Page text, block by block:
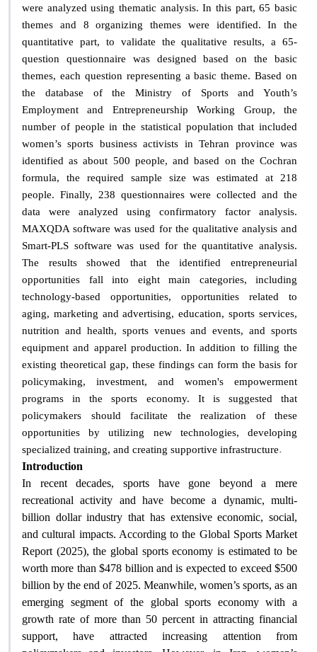
were analyzed using thematic analysis. In this part, 65 basic
themes and 8 organizing themes were identified. In the
quantitative part, to validate the qualitative results, a 65-
question questionnaire was designed based on the basic
themes, each question representing a basic theme. Based on
the database of the Ministry of Sports and Youth’s
Employment and Entrepreneurship Working Group, the
number of people in the statistical population that included
women’s sports business activists in Tehran province was
identified as about 500 people, and based on the Cochran
formula, the required sample size was estimated at 218
people. Finally, 238 questionnaires were collected and the
data were analyzed using confirmatory factor analysis.
MAXQDA software was used for the qualitative analysis and
Smart-PLS software was used for the quantitative analysis.
The results showed that the identified entrepreneurial
opportunities fall into eight main categories, including
technology-based opportunities, opportunities related to
aging, marketing and advertising, education, sports services,
nutrition and health, sports venues and events, and sports
equipment and apparel production. In addition to filling the
existing theoretical gap, these findings can form the basis for
policymaking, investment, and women's empowerment
programs in the sports economy. It is suggested that
policymakers should facilitate the realization of these
opportunities by utilizing new technologies, developing
specialized training, and creating supportive infrastructure.
Introduction
In recent decades, sports have gone beyond a mere
recreational activity and have become a dynamic, multi-
billion dollar industry that has extensive economic, social,
and cultural impacts. According to the Global Sports Market
Report (2025), the global sports economy is estimated to be
worth more than $478 billion and is expected to exceed $500
billion by the end of 2025. Meanwhile, women’s sports, as an
emerging segment of the global sports economy with a
growth rate of more than 50 percent in attracting financial
support, have attracted increasing attention from